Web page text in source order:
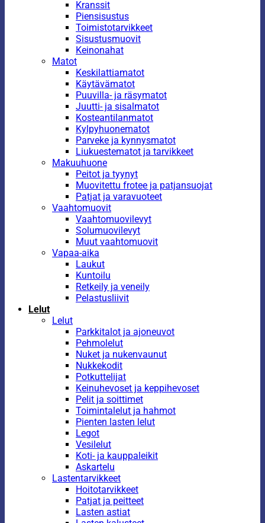
Kranssit
Piensisustus
Toimistotarvikkeet
Sisustusmuovit
Keinonahat
Matot
Keskilattiamatot
Käytävämatot
Puuvilla- ja räsymatot
Juutti- ja sisalmatot
Kosteantilanmatot
Kylpyhuonematot
Parveke ja kynnysmatot
Liukuestematot ja tarvikkeet
Makuuhuone
Peitot ja tyynyt
Muovitettu frotee ja patjansuojat
Patjat ja varavuoteet
Vaahtomuovit
Vaahtomuovilevyt
Solumuovilevyt
Muut vaahtomuovit
Vapaa-aika
Laukut
Kuntoilu
Retkeily ja veneily
Pelastusliivit
Lelut
Lelut
Parkkitalot ja ajoneuvot
Pehmolelut
Nuket ja nukenvaunut
Nukkekodit
Potkuttelijat
Keinuhevoset ja keppihevoset
Pelit ja soittimet
Toimintalelut ja hahmot
Pienten lasten lelut
Legot
Vesilelut
Koti- ja kauppaleikit
Askartelu
Lastentarvikkeet
Hoitotarvikkeet
Patjat ja peitteet
Lasten astiat